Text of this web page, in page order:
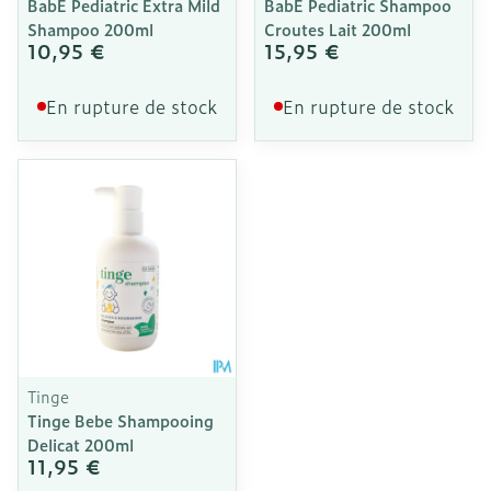
BabÉ Pediatric Extra Mild
Shampoo 200ml
10,95 €
En rupture de stock
BabÉ Pediatric Shampoo
Croutes Lait 200ml
15,95 €
En rupture de stock
Tinge
Tinge Bebe Shampooing
Delicat 200ml
11,95 €